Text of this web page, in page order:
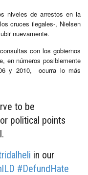
niveles de arrestos en la
cruces ilegales-, Nielsen
nuevamente.
con los gobiernos
en números posiblemente
y 2010, ocurra lo más
to be
political points
in our
#DefundHate